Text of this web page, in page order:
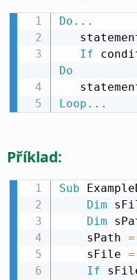
Do . . .
If
Do
Loop . . .
Příklad:
Sub
Dim
Dim
    sPath
=
    sFile
=
If